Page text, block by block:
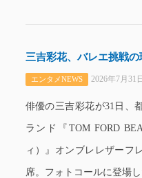
三吉彩花、バレエ挑戦
エンタメNEWS 2026年7月31
俳優の三吉彩花が31日、
ランド『TOM FORD
ィ）』オンブレレザーフ
席。フォトコールに登場